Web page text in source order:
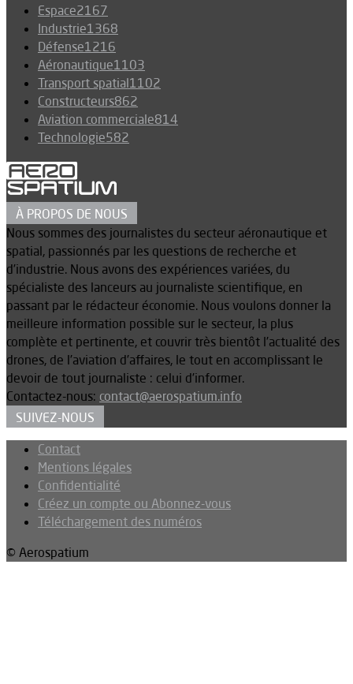
Espace2167
Industrie1368
Défense1216
Aéronautique1103
Transport spatial1102
Constructeurs862
Aviation commerciale814
Technologie582
À PROPOS DE NOUS
Nous sommes des journalistes du secteur aéronautique et
spatial, passionnés par les questions de recherche et
d’industrie. Nous avons des expériences variées, du
spécialiste des lanceurs au journaliste scientifique, en
passant par le rédacteur économie. Nous voulons donner la
meilleure information possible sur le secteur, la plus
complète et pertinente, et couvrir très bientôt l’actualité des
drones, de l’aviation d’affaires, le tout en accomplissant le
devoir de tout journaliste : celui d’informer.
Contactez-nous: contact@aerospatium.info
SUIVEZ-NOUS
Contact
Mentions légales
Confidentialité
Créez un compte ou Abonnez-vous
Téléchargement des numéros
© Aerospatium